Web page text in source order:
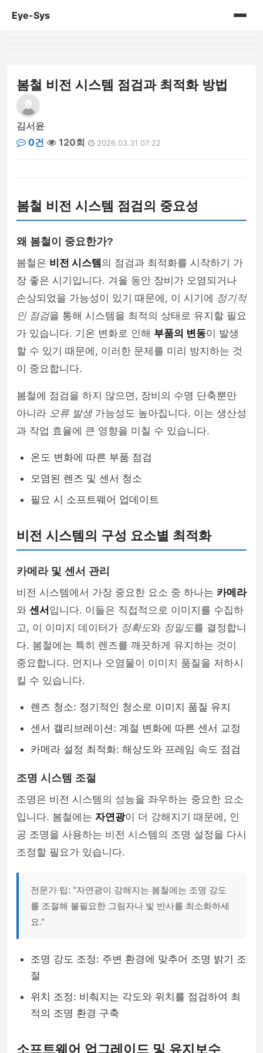
Eye-Sys
봄철 비전 시스템 점검과 최적화 방법
김서윤
0건
120회 2026.03.31 07:22
봄철 비전 시스템 점검의 중요성
왜 봄철이 중요한가?
봄철은 비전 시스템 의 점검과 최적화를 시작하기 가
장 좋은 시기입니다. 겨울 동안 장비가 오염되거나
손상되었을 가능성이 있기 때문에, 이 시기에 정기적
인 점검을 통해 시스템을 최적의 상태로 유지할 필요
가 있습니다. 기온 변화로 인해 부품의 변동이 발생
할 수 있기 때문에, 이러한 문제를 미리 방지하는 것
이 중요합니다.
봄철에 점검을 하지 않으면, 장비의 수명 단축뿐만
아니라 오류 발생가능성도 높아집니다. 이는 생산성
과 작업 효율에 큰 영향을 미칠 수 있습니다.
온도 변화에 따른 부품 점검
오염된 렌즈 및 센서 청소
필요 시 소프트웨어 업데이트
비전 시스템의 구성 요소별 최적화
카메라 및 센서 관리
비전 시스템에서 가장 중요한 요소 중 하나는 카메라
와 센서 입니다. 이들은 직접적으로 이미지를 수집하
고, 이 이미지 데이터가 정확도와 정밀도를 결정합니
다. 봄철에는 특히 렌즈를 깨끗하게 유지하는 것이
중요합니다. 먼지나 오염물이 이미지 품질을 저하시
킬 수 있습니다.
렌즈 청소: 정기적인 청소로 이미지 품질 유지
센서 캘리브레이션: 계절 변화에 따른 센서 교정
카메라 설정 최적화: 해상도와 프레임 속도 점검
조명 시스템 조절
조명은 비전 시스템의 성능을 좌우하는 중요한 요소
입니다. 봄철에는 자연광이 더 강해지기 때문에, 인
공 조명을 사용하는 비전 시스템의 조명 설정을 다시
조정할 필요가 있습니다.
전문가 팁: "자연광이 강해지는 봄철에는 조명 강도
를 조절해 불필요한 그림자나 빛 반사를 최소화하세
요."
조명 강도 조정: 주변 환경에 맞추어 조명 밝기 조
절
위치 조정: 비춰지는 각도와 위치를 점검하여 최
적의 조명 환경 구축
소프트웨어 업그레이드 및 유지보수